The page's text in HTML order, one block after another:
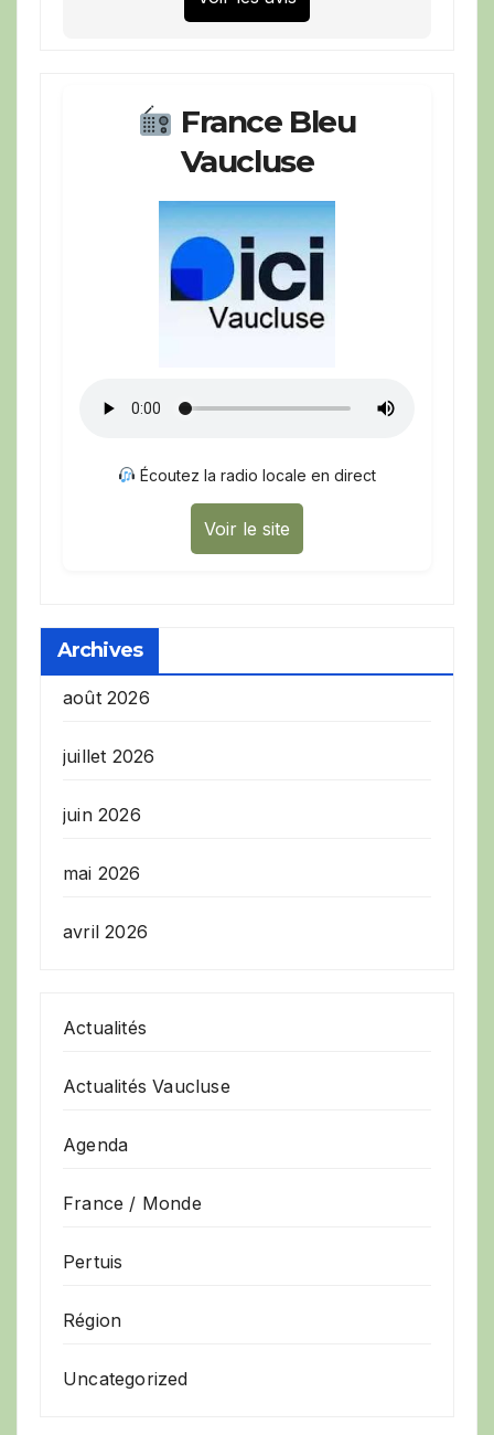
France Bleu
Vaucluse
Écoutez la radio locale en direct
Voir le site
Archives
août 2026
juillet 2026
juin 2026
mai 2026
avril 2026
Actualités
Actualités Vaucluse
Agenda
France / Monde
Pertuis
Région
Uncategorized